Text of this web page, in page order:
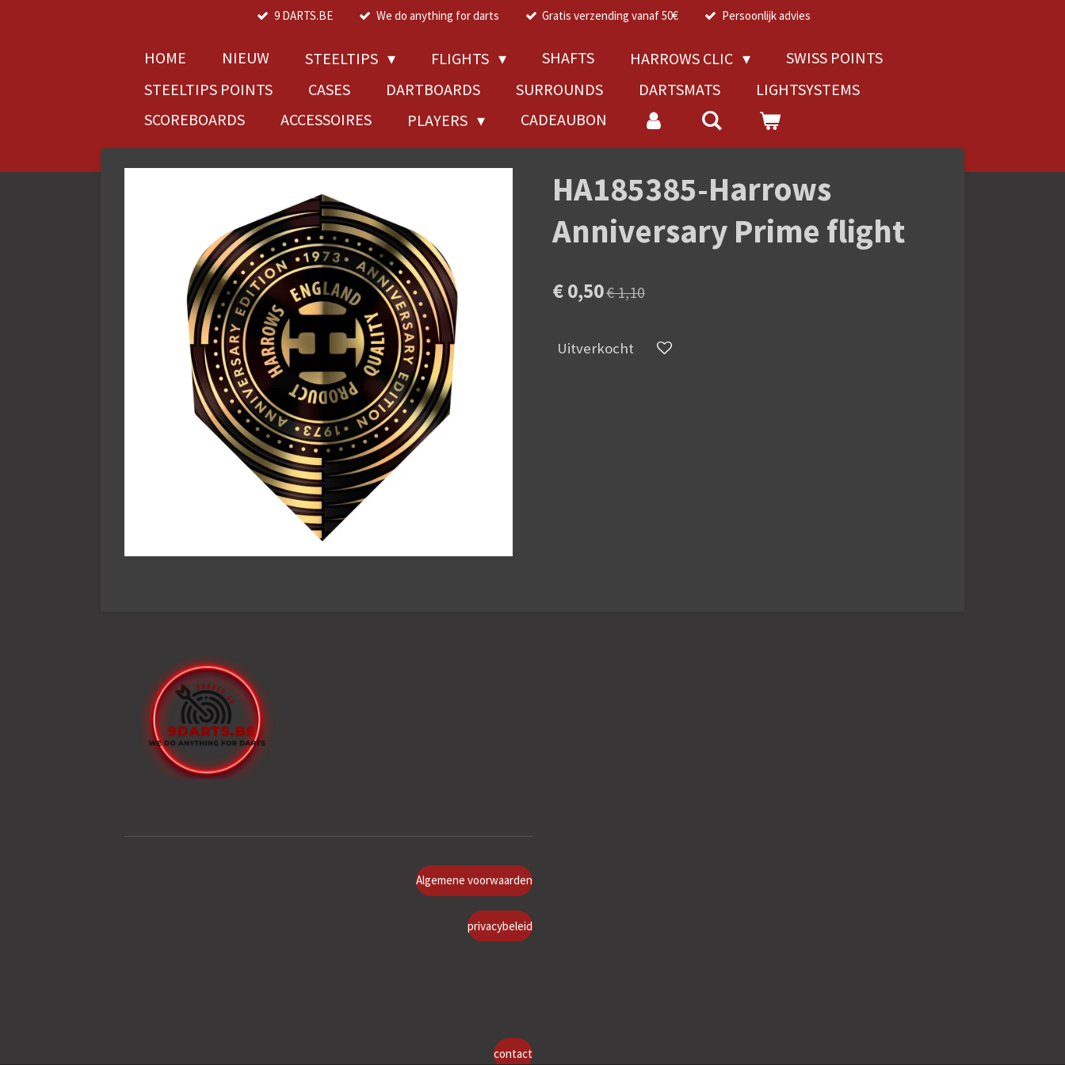
9 DARTS.BE We do anything for darts Gratis verzending vanaf 50€ Persoonlijk advies
HOME NIEUW STEELTIPS FLIGHTS SHAFTS HARROWS CLIC
SWISS POINTS
STEELTIPS POINTS
CASES DARTBOARDS SURROUNDS DARTSMATS
LIGHTSYSTEMS
SCOREBOARDS
ACCESSOIRES PLAYERS CADEAUBON
HA185385-Harrows
Anniversary Prime flight
€ 0,50€ 1,10
Uitverkocht
Algemene voorwaarden
privacybeleid
contact